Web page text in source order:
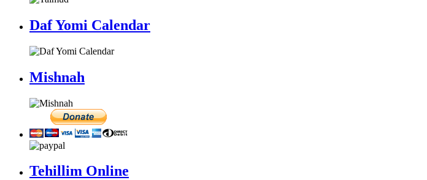
Daf Yomi Calendar
Mishnah
Tehillim Online